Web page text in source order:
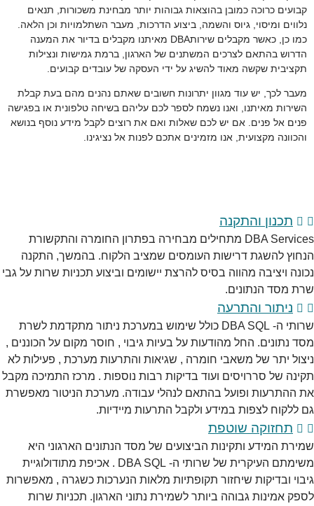
קבועים כרוכה כמובן בהוצאות גבוהות יותר מבחינת משכורות, תנאים
נלווים ומיסוי, גיוס והשמה, ביצוע הדרכות, מעבר השתלמויות וכן הלאה.
כמו כן, כאשר מקבלים שירותDBA מאיתנו מקבלים בדיור את המענה
הדרוש בהתאם לצרכים המשתנים של הארגון, ברמת גמישות ונצילות
תקציבית שקשה מאוד להשיג על ידי העסקה של עובדים קבועים.
מעבר לכך, יש עוד מגוון יתרונות חשובים שאתם נהנים מהם בעת קבלת
השירות מאיתנו, ואנו נשמח לספר לכם עליהם בשיחה טלפונית או בפגישה
פנים אל פנים. אם יש לכם שאלות ואם את רוצים לקבל מידע נוסף בנושא
והכוונה מקצועית, אנו מזמינים אתכם לפנות אל נציגינו.
תכנון והתקנה
DBA Services מתחילים מבחירה בפתרון החומרה והתקשורת
הנחוץ להשגת דרישות העומסים שמציב הלקוח. בהמשך, התקנה
נכונה ויציבה מהווה בסיס להרצת יישומים וביצוע תכניות שרות על גבי
שרת מסד הנתונים.
ניתור והתרעה
שרותי ה- DBA SQL כולל שימוש במערכת ניתור מתקדמת לשרת
מסד נתונים. החל מהודעות על בעיות גיבוי , חוסר מקום על הכוננים ,
ניצול יתר של משאבי חומרה , שגיאות והתרעות מערכת , פעילות לא
תקינה של סררויסים ועוד בדיקות רבות נוספות . מרכז התמיכה מקבל
את ההתרעות ופועל בהתאם לנהלי עבודה. מערכת הניטור מאפשרת
גם ללקוח לצפות במידע ולקבל התרעות מיידיות.
תחזוקה שוטפת
שמירת המידע ותקינות הביצועים של מסד הנתונים הארגוני היא
משימתם העיקרית של שרותי ה- DBA SQL . אכיפת מתודולוגיית
גיבוי ובדיקות שיחזור תקופתיות מלאות הנערכות כשגרה , מאפשרות
לספק אמינות גבוהה ביותר לשמירת נתוני הארגון. תכניות שרות